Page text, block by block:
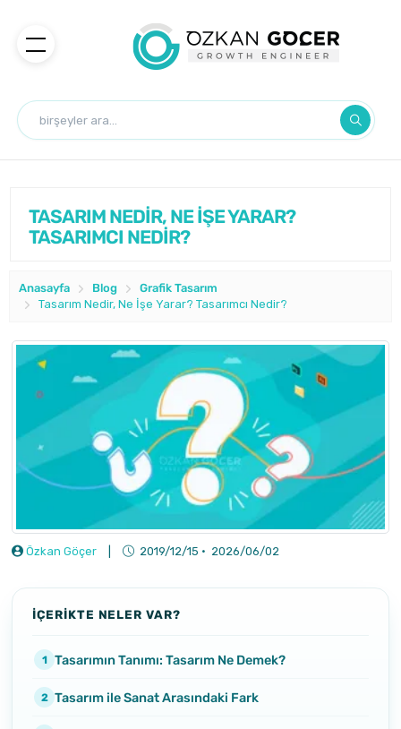
TASARIM NEDİR, NE İŞE YARAR?
TASARIMCI NEDİR?
Anasayfa Blog
Grafik Tasarım
Tasarım Nedir, Ne İşe Yarar? Tasarımcı Nedir?
Özkan Göçer 2019/12/15 · 2026/06/02
İÇERİKTE NELER VAR?
Tasarımın Tanımı: Tasarım Ne Demek?
Tasarım ile Sanat Arasındaki Fark